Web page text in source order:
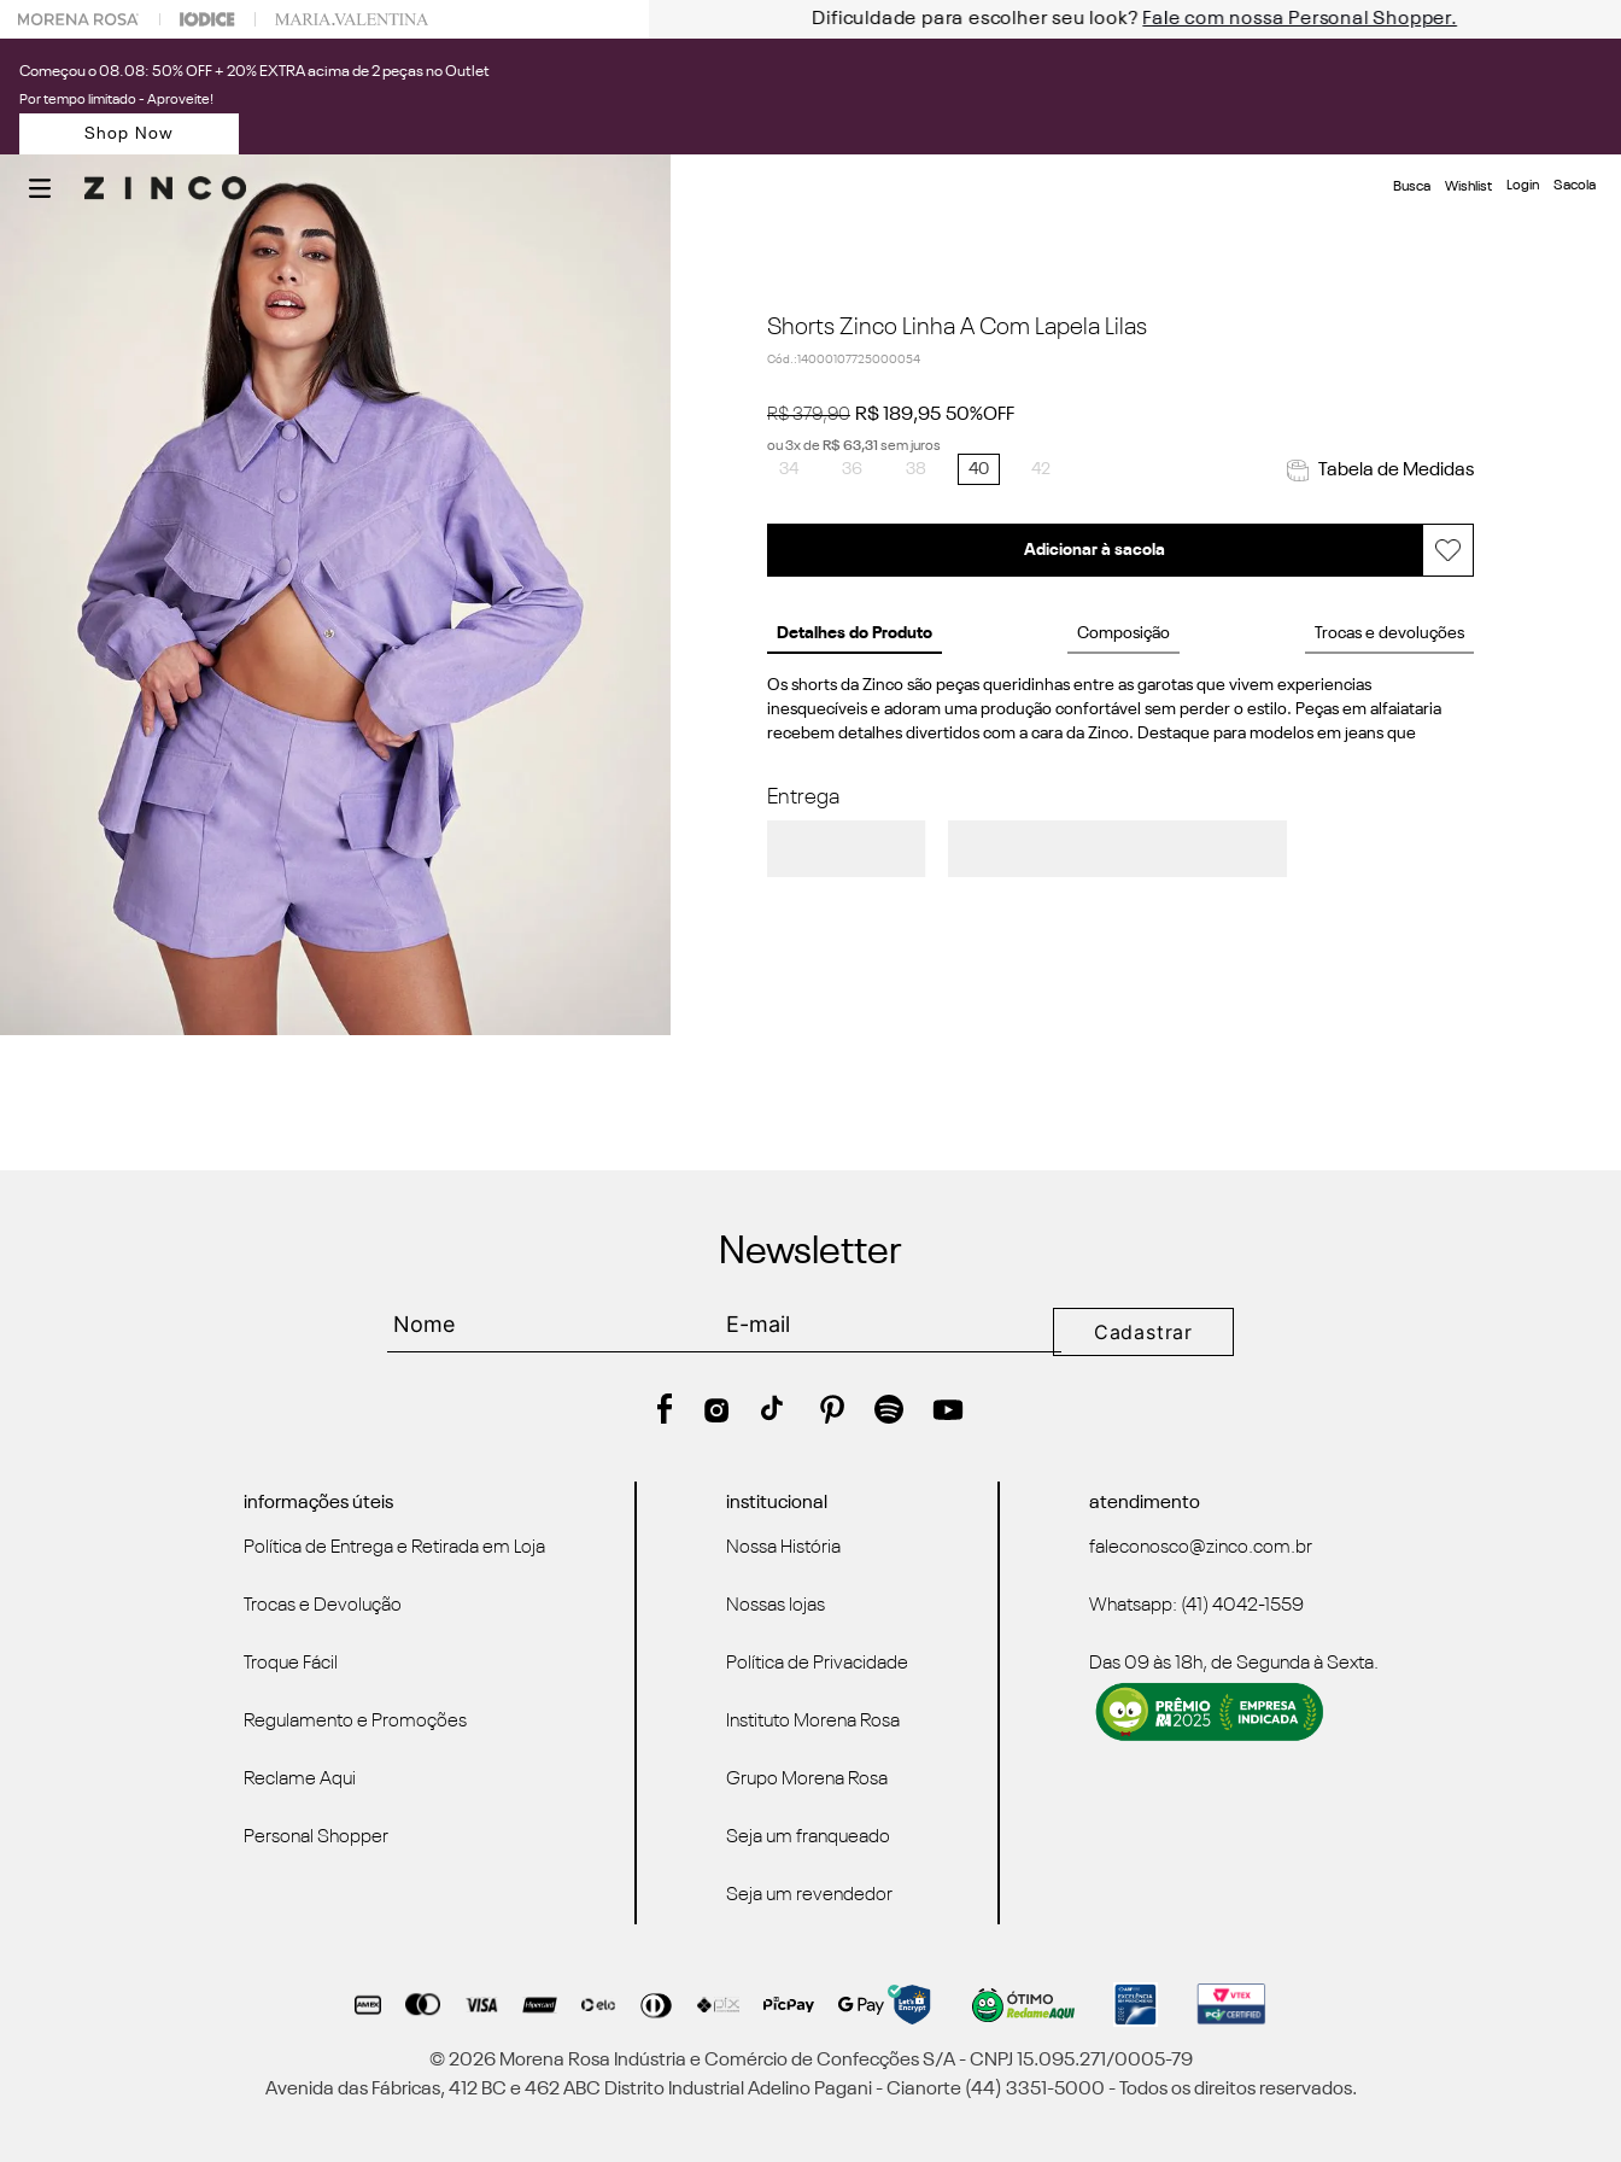
na sua 1° compra usando o cupom: PRIMEIRAZIN Dificuldade para escolher seu look? Fale com nossa Personal Shopper.
Começou o 08.08: 50% OFF + 20% EXTRA acima de 2 peças no Outlet
Por tempo limitado - Aproveite!
Shop Now
Busca Wishlist Login
Shorts Zinco Linha A Com Lapela Lilas
Cód. :14000107725000054
R$ 379,90 R$ 189,95 50%OFF
ou3x de R$ 63,31 sem juros
34 36 38 40 42 Tabela de Medidas
Adicionar à sacola
Detalhes do Produto Composição Trocas e devoluções
Os shorts da Zinco são peças queridinhas entre as garotas que vivem experiencias
inesquecíveis e adoram uma produção confortável sem perder o estilo. Peças em alfaiataria
recebem detalhes divertidos com a cara da Zinco. Destaque para modelos em jeans que
Entrega
Newsletter
Cadastrar
informações úteis
Política de Entrega e Retirada em Loja
Trocas e Devolução
Troque Fácil
Regulamento e Promoções
Reclame Aqui
Personal Shopper
institucional
Nossa História
Nossas lojas
Política de Privacidade
Instituto Morena Rosa
Grupo Morena Rosa
Seja um franqueado
Seja um revendedor
atendimento
faleconosco@zinco.com.br
Whatsapp: (41) 4042-1559
Das 09 às 18h, de Segunda à Sexta.
© 2026 Morena Rosa Indústria e Comércio de Confecções S/A - CNPJ 15.095.271/0005-79
Avenida das Fábricas, 412 BC e 462 ABC Distrito Industrial Adelino Pagani - Cianorte (44) 3351-5000 - Todos os direitos reservados.